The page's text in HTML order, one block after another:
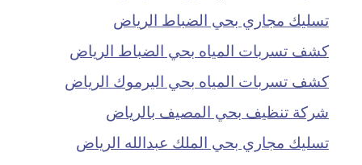
تسليك مجاري بحي الضباط الرياض
كشف تسربات المياه بحي الضباط الرياض
كشف تسربات المياه بحي اليرموك الرياض
شركة تنظيف بحي المصيف بالرياض
تسليك مجاري بحي الملك عبدالله الرياض